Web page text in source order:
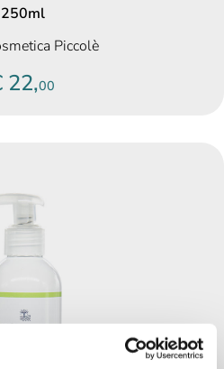
250ml
Piccolè
22,00